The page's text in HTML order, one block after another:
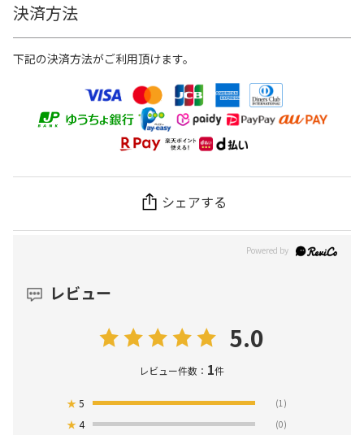
決済方法
下記の決済方法がご利用頂けます。
シェアする
レビュー
5.0
レビュー件数： 1件
★5 (1)
★4 (0)